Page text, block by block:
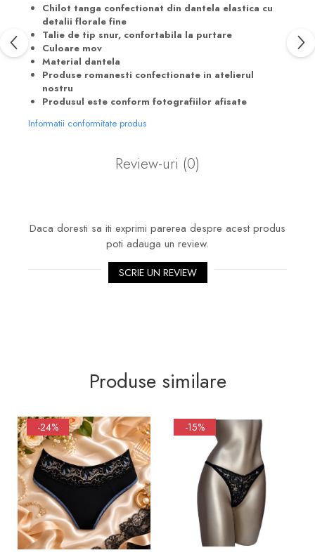
Chilot tanga confectionat din dantela elastica cu
detalii florale fine
Talie de tip snur, confortabila la purtare
Culoare mov
Material dantela
Produse romanesti confectionate in atelierul
nostru
Produsul este conform fotografiilor afisate
Informatii conformitate produs
Review-uri (0)
Daca doresti sa iti exprimi parerea despre acest produs
poti adauga un review.
SCRIE UN REVIEW
Produse similare
-24% -15%